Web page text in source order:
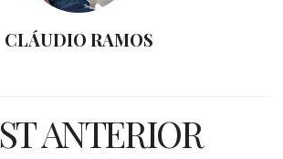
CLÁUDIO RAMOS
ANTERIOR